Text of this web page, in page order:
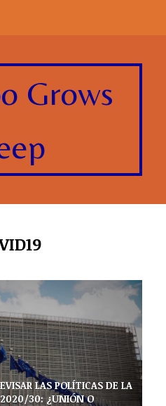
Grows
LAS POLÍTICAS DE LA
2020/30: ¿UNIÓN O